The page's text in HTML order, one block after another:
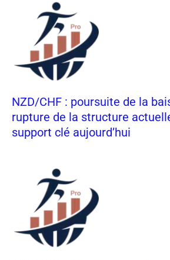
NZD/CHF : poursuite de la
rupture de la structure
support clé aujourd’hui